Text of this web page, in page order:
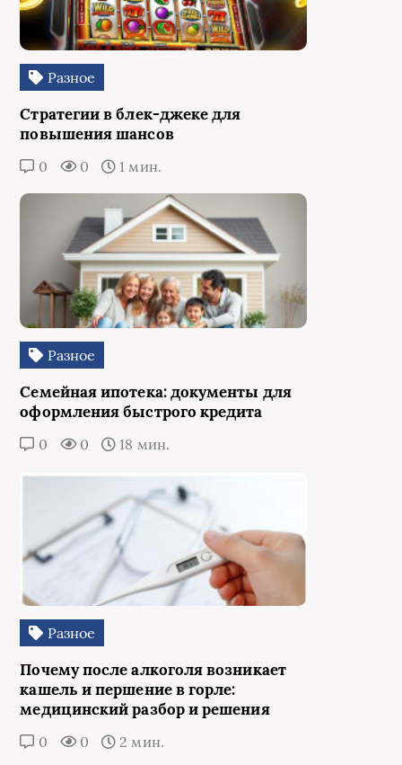
Разное
Стратегии в блек-джеке для
повышения шансов
0 0 1 мин.
Разное
Семейная ипотека: документы для
оформления быстрого кредита
0 0 18 мин.
Разное
Почему после алкоголя возникает
кашель и першение в горле:
медицинский разбор и решения
0 0 2 мин.